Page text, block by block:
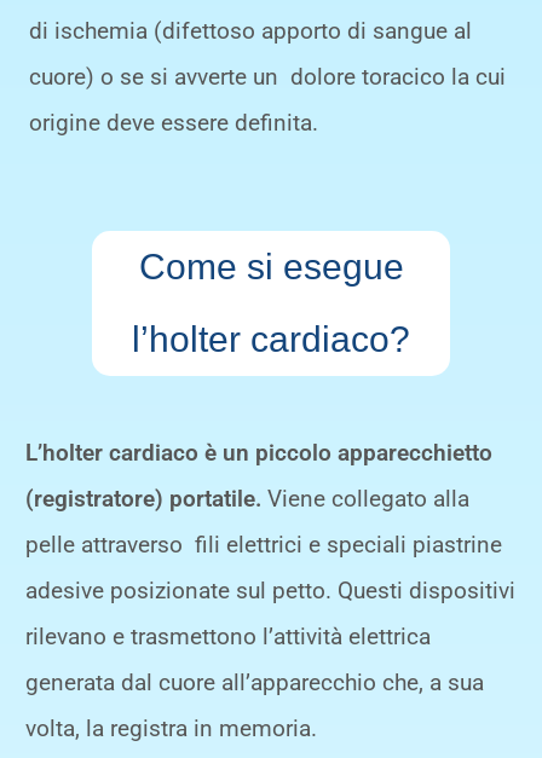
di ischemia (difettoso apporto di sangue al
cuore) o se si avverte un dolore toracico la cui
origine deve essere definita.
Come si esegue
l’holter cardiaco?
L’holter cardiaco è un piccolo apparecchietto
(registratore) portatile. Viene collegato alla
pelle attraverso fili elettrici e speciali piastrine
adesive posizionate sul petto. Questi dispositivi
rilevano e trasmettono l’attività elettrica
generata dal cuore all’apparecchio che, a sua
volta, la registra in memoria.